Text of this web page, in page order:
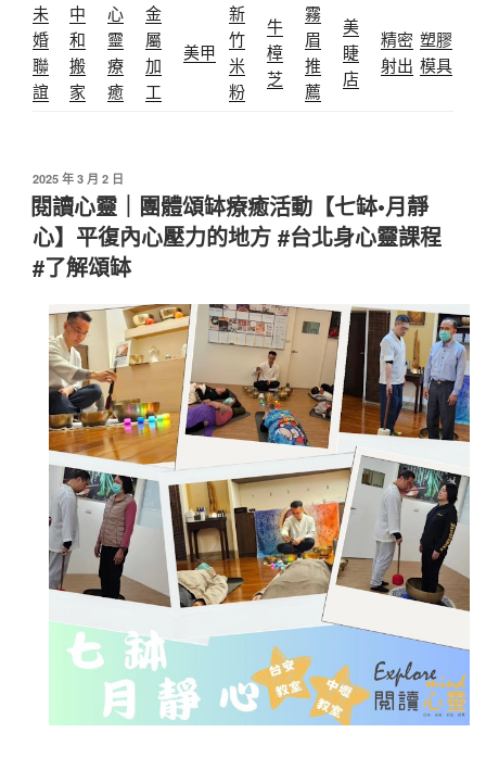
未
婚
聯
誼
中
和
搬
家
心
靈
療
癒
金
屬
加
工
美甲
新
竹
米
粉
牛
樟
芝
霧
眉
推
薦
美
睫
店
精密
射出
塑膠
模具
發
佈
於
2025 年 3 月 2 日
閱讀心靈｜團體頌缽療癒活動【七缽•月靜
心】平復內心壓力的地方 #台北身心靈課程
#了解頌缽